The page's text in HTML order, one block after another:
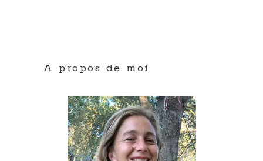
A propos de moi